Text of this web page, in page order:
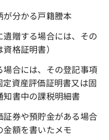
分かる戸籍謄本
贈する場合には、その
格証明書）
合には、その登記事項
資産評価証明書又は固
書中の課税明細書
券や預貯金がある場合
額を書いたメモ